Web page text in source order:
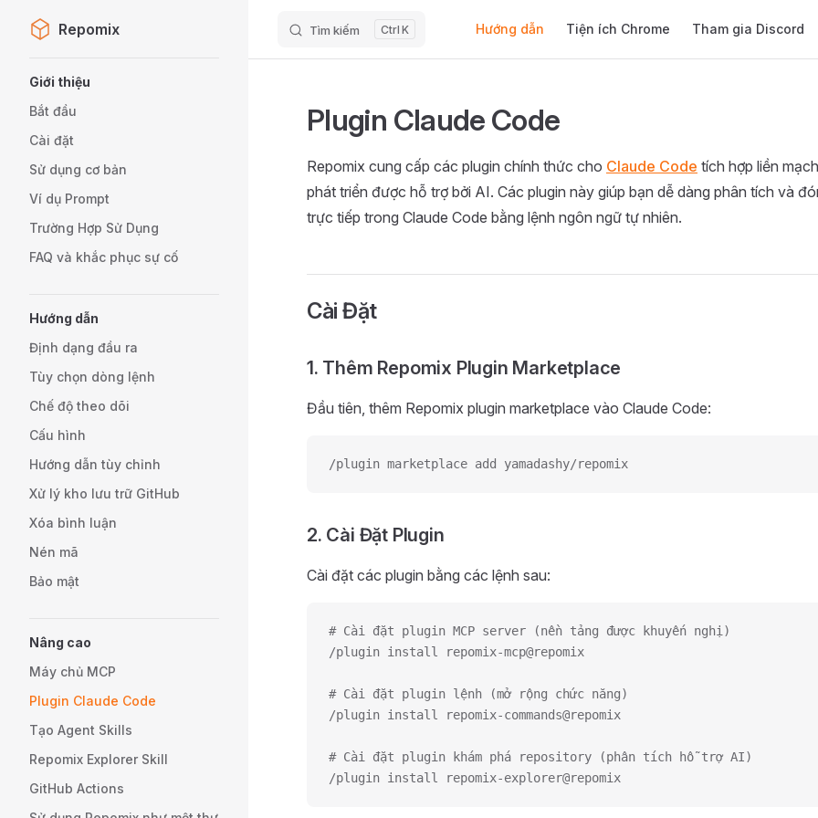
Skip to content
Repomix Tìm kiếm K Hướng dẫn Tiện ích Chrome Tham gia Discord
Giới thiệu
Bắt đầu
Cài đặt
Sử dụng cơ bản
Ví dụ Prompt
Trường Hợp Sử Dụng
FAQ và khắc phục sự cố
Hướng dẫn
Định dạng đầu ra
Tùy chọn dòng lệnh
Chế độ theo dõi
Cấu hình
Hướng dẫn tùy chỉnh
Xử lý kho lưu trữ GitHub
Xóa bình luận
Nén mã
Bảo mật
Nâng cao
Máy chủ MCP
Plugin Claude Code
Tạo Agent Skills
Repomix Explorer Skill
GitHub Actions
Plugin Claude Code
Repomix cung cấp các plugin chính thức cho Claude Code tích hợp liền
phát triển được hỗ trợ bởi AI. Các plugin này giúp bạn dễ dàng phân tích và
trực tiếp trong Claude Code bằng lệnh ngôn ngữ tự nhiên.
Cài Đặt
1. Thêm Repomix Plugin Marketplace
Đầu tiên, thêm Repomix plugin marketplace vào Claude Code:
/plugin marketplace add yamadashy/repomix
2. Cài Đặt Plugin
Cài đặt các plugin bằng các lệnh sau:
# Cài đặt plugin MCP server (nền tảng được khuyến nghị)
/plugin install repomix-mcp@repomix
# Cài đặt plugin lệnh (mở rộng chức năng)
/plugin install repomix-commands@repomix
# Cài đặt plugin khám phá repository (phân tích hỗ trợ AI)
/plugin install repomix-explorer@repomix